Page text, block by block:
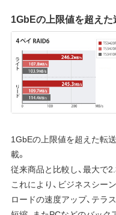
1GbEの上限値を超え
1GbEの上限値を超えた転
載。
従来商品と比較し、最大で
これにより、ビジネスシー
ロードの速度アップ、テラ